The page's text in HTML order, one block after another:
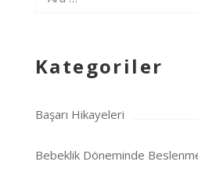
Kategoriler
Başarı Hikayeleri
Bebeklik Döneminde